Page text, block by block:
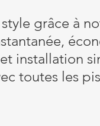
grâce à
installation
toutes les